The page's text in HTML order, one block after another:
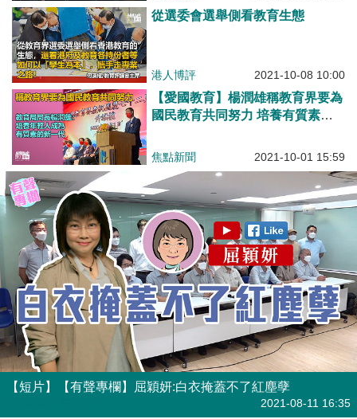
從選委會選舉側看教育生態
港人博評 2021-10-08 10:00
【愛國教育】楊潤雄稱教育界要為
國民教育共同努力 培養有質素的
焦點新聞 2021-10-01 15:59
【短片】【有聲專欄】屈穎妍:白衣掩蓋不了紅塵孽
2021-08-11 16:35